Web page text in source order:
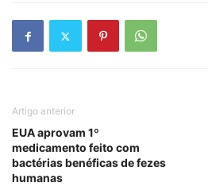
Artigo anterior
EUA aprovam 1º
medicamento feito com
bactérias benéficas de fezes
humanas